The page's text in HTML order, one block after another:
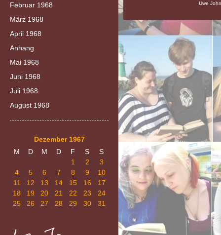
Februar 1968
März 1968
April 1968
Anhang
Mai 1968
Juni 1968
Juli 1968
August 1968
Dezember 1967
M
D M D F S
S
1
2
3
4
5 6 7 8 9
10
11
12 13 14 15 16
17
18
19 20 21 22 23
24
25
26 27 28 29 30 31
Uwe